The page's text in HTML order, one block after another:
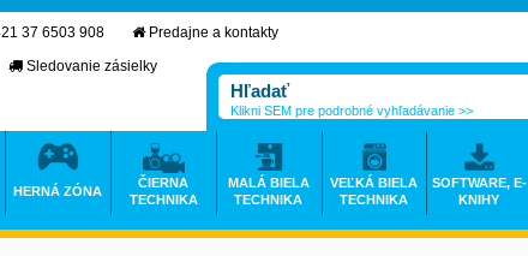
37 6503 908
Predajne a kontakty
Sledovanie zásielky
Klikni SEM pre podrobné vyhľadávanie >>
HERNÁ ZÓNA
ČIERNA
TECHNIKA
MALÁ BIELA
TECHNIKA
VEĽKÁ BIELA
TECHNIKA
SOFTWARE, E-
KNIHY